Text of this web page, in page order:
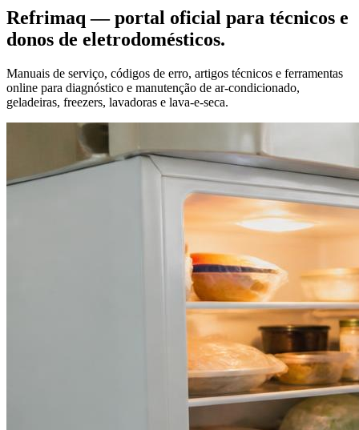
Refrimaq — portal oficial para técnicos e
donos de eletrodomésticos.
Manuais de serviço, códigos de erro, artigos técnicos e ferramentas
online para diagnóstico e manutenção de ar-condicionado,
geladeiras, freezers, lavadoras e lava-e-seca.